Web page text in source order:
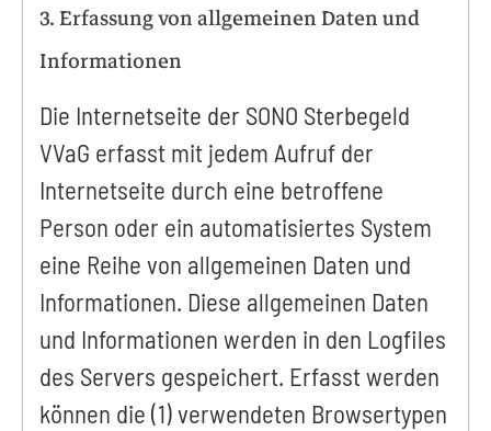
3. Erfassung von allgemeinen Daten und
Informationen
Die Internetseite der SONO Sterbegeld
VVaG erfasst mit jedem Aufruf der
Internetseite durch eine betroffene
Person oder ein automatisiertes System
eine Reihe von allgemeinen Daten und
Informationen. Diese allgemeinen Daten
und Informationen werden in den Logfiles
des Servers gespeichert. Erfasst werden
können die (1) verwendeten Browsertypen